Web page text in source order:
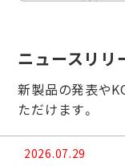
ニュースリリ
新製品の発表や
ただけます。
2026.07.29